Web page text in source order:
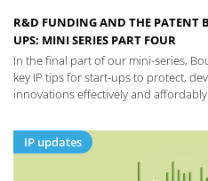
R&D FUNDING AND THE PATENT
UPS: MINI SERIES PART FOUR
In the final part of our mini-series,
key IP tips for start-ups to protect,
innovations effectively and affordably.
IP updates